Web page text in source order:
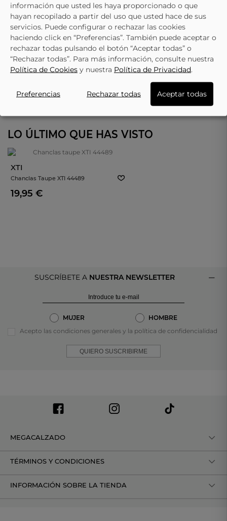
LO ÚLTIMO QUE HAS VISTO
XTI
Chanclas Taupe XTI 44489
19,95 €
SUSCRÍBETE A NUESTRA NEWSLETTER
MUJER
HOMBRE
Acepto las condiciones generales y la política de confidencialidad
QUIERO SUSCRIBIRME
MEGACALZADO
TÉRMINOS Y CONDICIONES
INFORMACIÓN SOBRE LA TIENDA
información que usted les haya proporcionado o que
hayan recopilado a partir del uso que usted hace de sus
servicios. Puede configurar o rechazar las cookies
haciendo click en “Preferencias”. También puede aceptar o
rechazar todas pulsando el botón “Aceptar todas” o
“Rechazar todas”. Para más información, consulte nuestra
Política de Cookies y nuestra Política de Privacidad.
Preferencias Rechazar todas Aceptar todas